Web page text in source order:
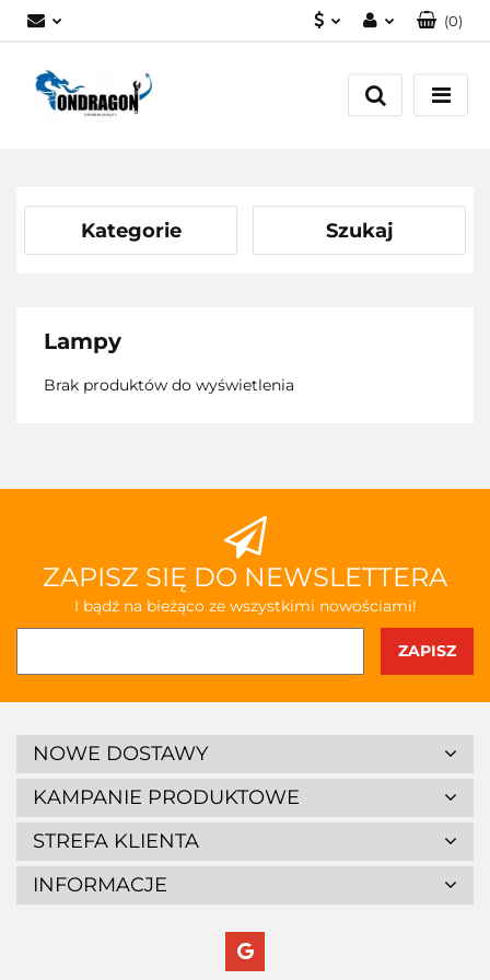
Zaloguj się
Załóż konto
(0)
Kategorie Szukaj
Lampy
Brak produktów do wyświetlenia
ZAPISZ SIĘ DO NEWSLETTERA
I bądź na bieżąco ze wszystkimi nowościami!
NOWE DOSTAWY
KAMPANIE PRODUKTOWE
STREFA KLIENTA
INFORMACJE